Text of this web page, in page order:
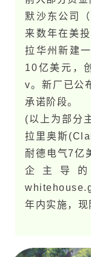
默沙东公司
来数年在美
拉华州新建
10亿美元，
v。新厂已公
承诺阶段。
(以上为部分
拉里奥斯
耐德电气7亿
企主导的
年内实施，现